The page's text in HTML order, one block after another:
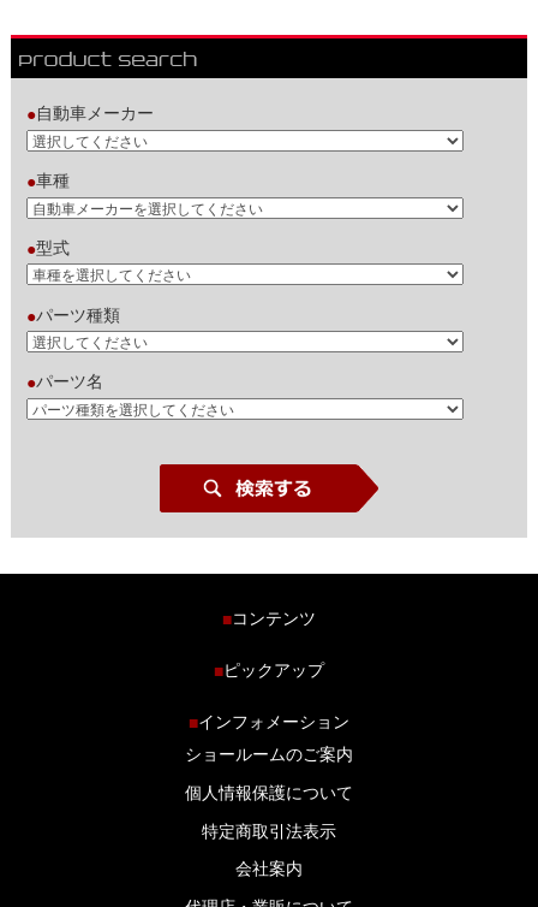
●自動車メーカー
●車種
●型式
●パーツ種類
●パーツ名
■コンテンツ
商品ラインナップ
ブログ
■ピックアップ
■インフォメーション
ショールームのご案内
個人情報保護について
特定商取引法表示
会社案内